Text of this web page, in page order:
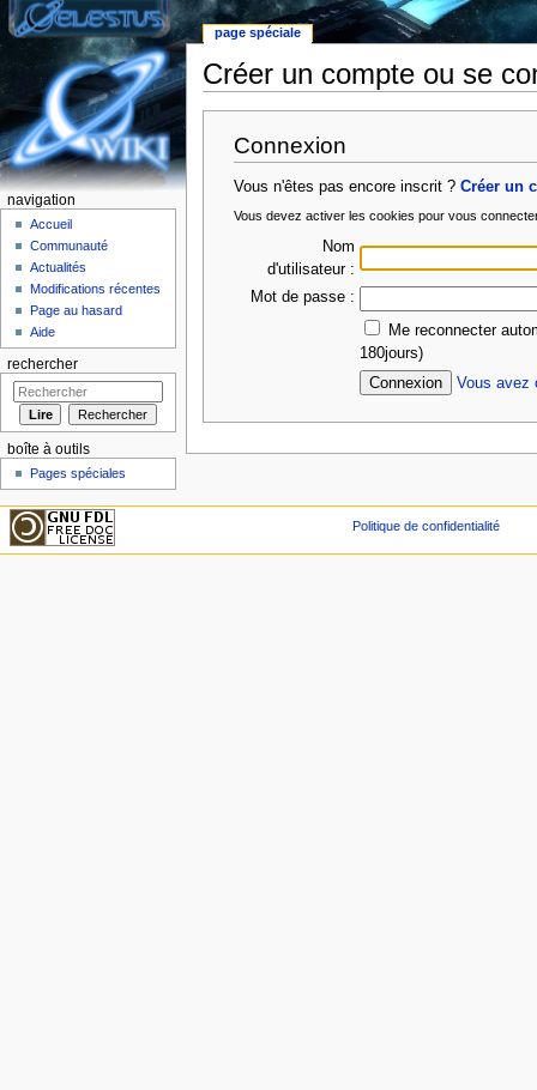
Créer un compte ou se
Connexion
Vous n'êtes pas encore inscrit ?Créer un
Vous devez activer les cookies pour vous
Nom
d'utilisateur :
Mot de passe :
Me reconnecter
180jours)
Vous avez
page spéciale
navigation
Accueil
Communauté
Actualités
Modifications récentes
Page au hasard
Aide
rechercher
boîte à outils
Pages spéciales
Politique de confidentialité